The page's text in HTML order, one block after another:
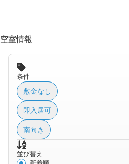
空室情報
条件
敷金なし
即入居可
南向き
並び替え